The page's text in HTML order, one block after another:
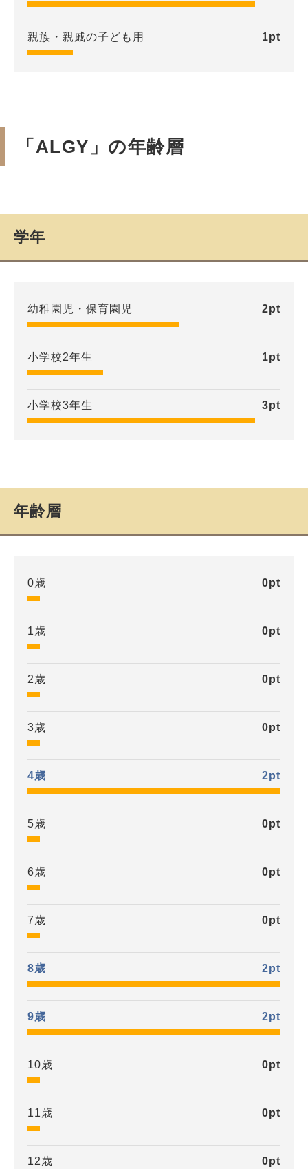
親族・親戚の子ども用 1pt
「ALGY」の年齢層
学年
幼稚園児・保育園児 2pt
小学校2年生 1pt
小学校3年生 3pt
年齢層
0歳 0pt
1歳 0pt
2歳 0pt
3歳 0pt
4歳 2pt
5歳 0pt
6歳 0pt
7歳 0pt
8歳 2pt
9歳 2pt
10歳 0pt
11歳 0pt
12歳 0pt